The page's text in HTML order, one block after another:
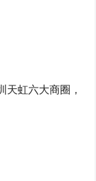
天虹六大商圈，